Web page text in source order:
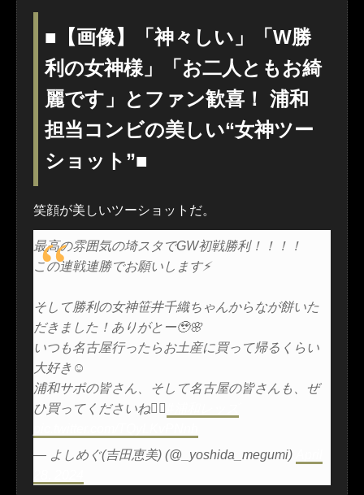
■【画像】「神々しい」「W勝
利の女神様」「お二人ともお綺
麗です」とファン歓喜！ 浦和
担当コンビの美しい“女神ツー
ショット”■
笑顔が美しいツーショットだ。
最高の雰囲気の埼スタでGW初戦勝利！！！！
この連戦連勝でお願いします⚡️
そして勝利の女神笹井千織ちゃんからなが餅いた
だきました！ありがとー🥹🌸
いつも名古屋行ったらお土産に買って帰るくらい
大好き☺️
浦和サポの皆さん、そして名古屋の皆さんも、ぜ
ひ買ってくださいね❤️‍🔥
— よしめぐ(吉田恵美) (@_yoshida_megumi)